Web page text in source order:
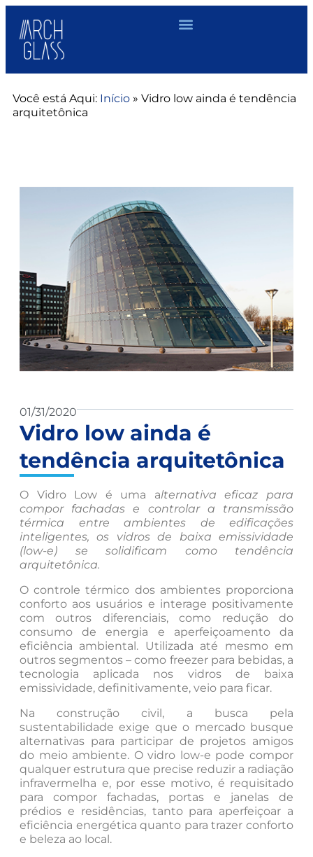
Você está Aqui: Início » Vidro low ainda é tendência
arquitetônica
01/31/2020
Vidro low ainda é
tendência arquitetônica
O Vidro Low é uma alternativa eficaz para
compor fachadas e controlar a transmissão
térmica entre ambientes de edificações
inteligentes, os vidros de baixa emissividade
(low-e) se solidificam como tendência
arquitetônica.
O controle térmico dos ambientes proporciona
conforto aos usuários e interage positivamente
com outros diferenciais, como redução do
consumo de energia e aperfeiçoamento da
eficiência ambiental. Utilizada até mesmo em
outros segmentos – como freezer para bebidas, a
tecnologia aplicada nos vidros de baixa
emissividade, definitivamente, veio para ficar.
Na construção civil, a busca pela
sustentabilidade exige que o mercado busque
alternativas para participar de projetos amigos
do meio ambiente. O vidro low-e pode compor
qualquer estrutura que precise reduzir a radiação
infravermelha e, por esse motivo, é requisitado
para compor fachadas, portas e janelas de
prédios e residências, tanto para aperfeiçoar a
eficiência energética quanto para trazer conforto
e beleza ao local.